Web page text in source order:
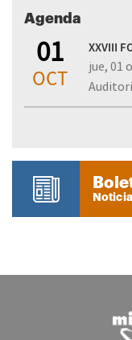
Agenda
01
OCT
XXVIII
jue, 01